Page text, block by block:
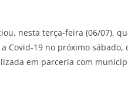
nesta terça-feira (06/07),
Covid-19 no próximo sábado,
em parceria com